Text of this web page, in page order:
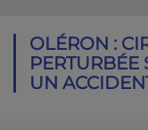
OLÉRON :
PERTURBÉE
UN